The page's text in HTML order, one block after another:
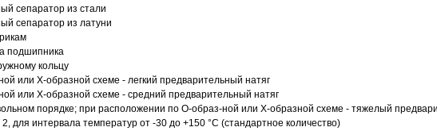
сепаратор из стали
сепаратор из латуни
подшипника
кольцу
или Х-образной схеме - легкий предварительный натяг
или Х-образной схеме - средний предварительный натяг
порядке; при расположении по О-образ-ной или Х-образной схеме - тяжелый
для интервала температур от -30 до +150 °C (стандартное количество)